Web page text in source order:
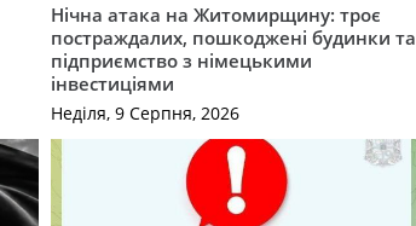
Нічна атака на Житомирщину: троє
постраждалих, пошкоджені будинки та
підприємство з німецькими
інвестиціями
Неділя, 9 Серпня, 2026